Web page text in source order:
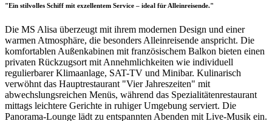
"Ein stilvolles Schiff mit exzellentem Service – ideal für Alleinreisende."
Die MS Alisa überzeugt mit ihrem modernen Design und einer
warmen Atmosphäre, die besonders Alleinreisende anspricht. Die
komfortablen Außenkabinen mit französischem Balkon bieten einen
privaten Rückzugsort mit Annehmlichkeiten wie individuell
regulierbarer Klimaanlage, SAT-TV und Minibar. Kulinarisch
verwöhnt das Hauptrestaurant "Vier Jahreszeiten" mit
abwechslungsreichen Menüs, während das Spezialitätenrestaurant
mittags leichtere Gerichte in ruhiger Umgebung serviert. Die
Panorama-Lounge lädt zu entspannten Abenden mit Live-Musik ein.